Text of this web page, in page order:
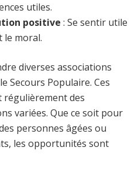
utiles.
positive : Se sentir utile
le moral.
diverses associations
Secours Populaire. Ces
des
variées. Que ce soit pour
personnes âgées ou
les opportunités sont